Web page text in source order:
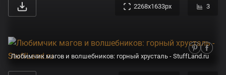
2268x1633px 3
Любимчик магов и волшебников: горный хрусталь - StuffLand.ru